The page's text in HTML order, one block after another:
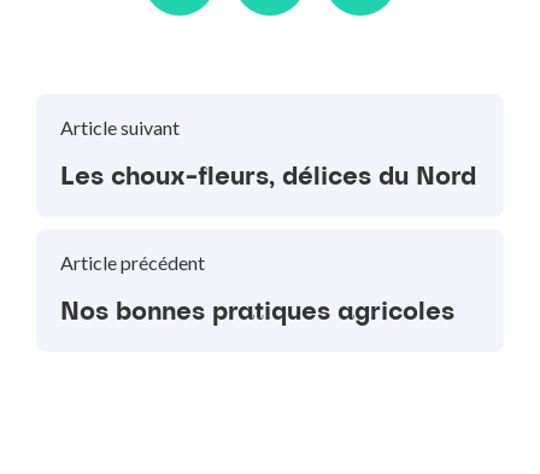
Article suivant
Les choux-fleurs, délices du Nord
Article précédent
Nos bonnes pratiques agricoles